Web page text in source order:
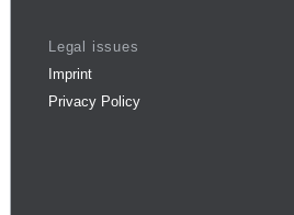
Legal issues
Imprint
Privacy Policy